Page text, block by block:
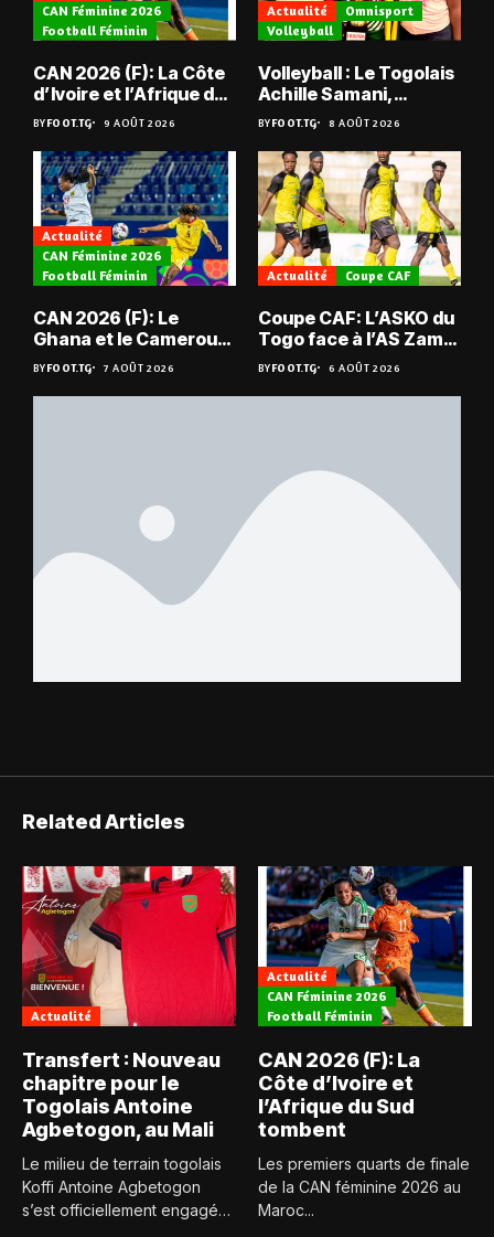
CAN Féminine 2026
Football Féminin
CAN 2026 (F): La Côte
d’Ivoire et l’Afrique du
Sud tombent
BYFOOT.TG 9 AOÛT 2026
Actualité
Omnisport
Volleyball
Volleyball : Le Togolais
Achille Samani,
champion du Bénin !
BYFOOT.TG 8 AOÛT 2026
Actualité
CAN Féminine 2026
Football Féminin
CAN 2026 (F): Le
Ghana et le Cameroun
en quarts
BYFOOT.TG 7 AOÛT 2026
Actualité Coupe CAF
Coupe CAF: L’ASKO du
Togo face à l’AS Zam
du Niger
BYFOOT.TG 6 AOÛT 2026
Related Articles
Actualité
Transfert : Nouveau
chapitre pour le
Togolais Antoine
Agbetogon, au Mali
Le milieu de terrain togolais
Koffi Antoine Agbetogon
s’est officiellement engagé
Actualité
CAN Féminine 2026
Football Féminin
CAN 2026 (F): La
Côte d’Ivoire et
l’Afrique du Sud
tombent
Les premiers quarts de finale
de la CAN féminine 2026 au
Maroc...